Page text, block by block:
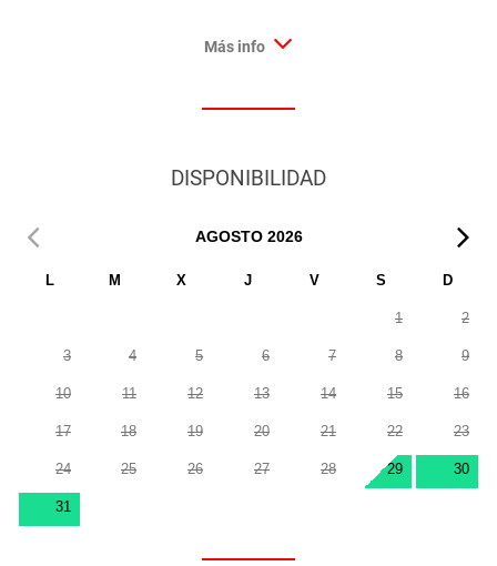
Más info
DISPONIBILIDAD
AGOSTO 2026
L M X J V S D
1 2
3 4 5 6 7 8 9
10 11 12 13 14 15 16
17 18 19 20 21 22 23
24 25 26 27 28 29 30
31